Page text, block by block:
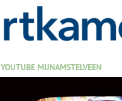
YOUTUBE MIJNAMSTELVEEN